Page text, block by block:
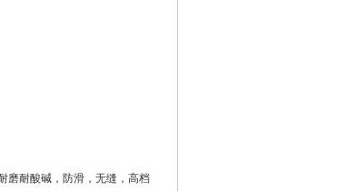
磨耐酸碱，防滑，无缝，高档